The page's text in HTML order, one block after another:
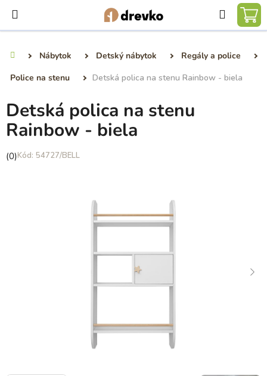
obsah
Hľadať
Nábytok Detský nábytok
Regály a police
Police na stenu
Detská polica na stenu Rainbow - biela
Detská polica na stenu
Rainbow - biela
Priemerné
(0) 54727/BELL